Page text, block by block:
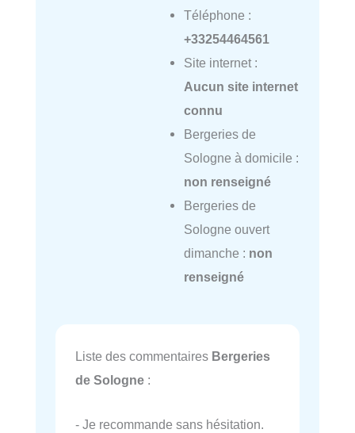
Téléphone :
+33254464561
Site internet :
Aucun site internet
connu
Bergeries de
Sologne à domicile :
non renseigné
Bergeries de
Sologne ouvert
dimanche : non
renseigné
Liste des commentaires Bergeries
de Sologne :
- Je recommande sans hésitation.